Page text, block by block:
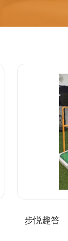
步悦趣答